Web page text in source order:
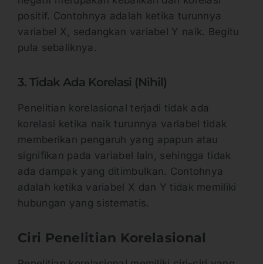
positif. Contohnya adalah ketika turunnya
variabel X, sedangkan variabel Y naik. Begitu
pula sebaliknya.
3. Tidak Ada Korelasi (Nihil)
Penelitian korelasional terjadi tidak ada
korelasi ketika naik turunnya variabel tidak
memberikan pengaruh yang apapun atau
signifikan pada variabel lain, sehingga tidak
ada dampak yang ditimbulkan. Contohnya
adalah ketika variabel X dan Y tidak memiliki
hubungan yang sistematis.
Ciri Penelitian Korelasional